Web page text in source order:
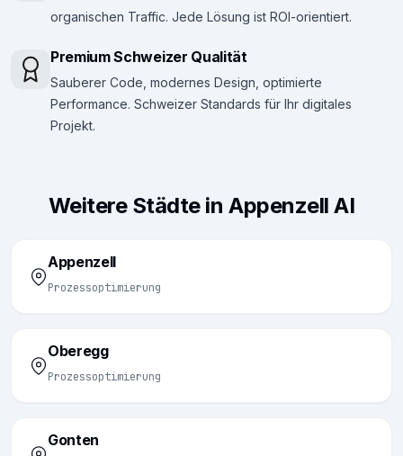
organischen Traffic. Jede Lösung ist ROI-orientiert.
Premium Schweizer Qualität
Sauberer Code, modernes Design, optimierte
Performance. Schweizer Standards für Ihr digitales
Projekt.
Weitere Städte in Appenzell AI
Appenzell
Prozessoptimierung
Oberegg
Prozessoptimierung
Gonten